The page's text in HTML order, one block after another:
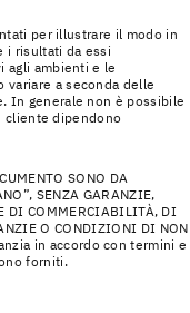
per illustrare il modo in
i risultati da essi
ambienti e le
a seconda delle
In generale non è possibile
cliente dipendono
SONO DA
SENZA GARANZIE,
DI COMMERCIABILITÀ, DI
O CONDIZIONI DI NON
in accordo con termini e
forniti.